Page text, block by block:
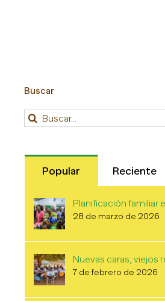
Buscar
Buscar:
Popular Reciente
Planificación familiar
28 de marzo de 2026
Nuevas caras, viejos
7 de febrero de 2026